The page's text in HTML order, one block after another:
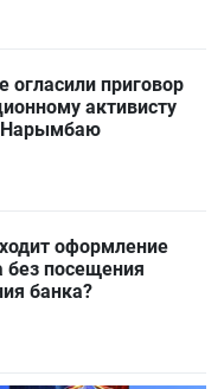
огласили приговор
активисту
Нарымбаю
оформление
без посещения
банка?